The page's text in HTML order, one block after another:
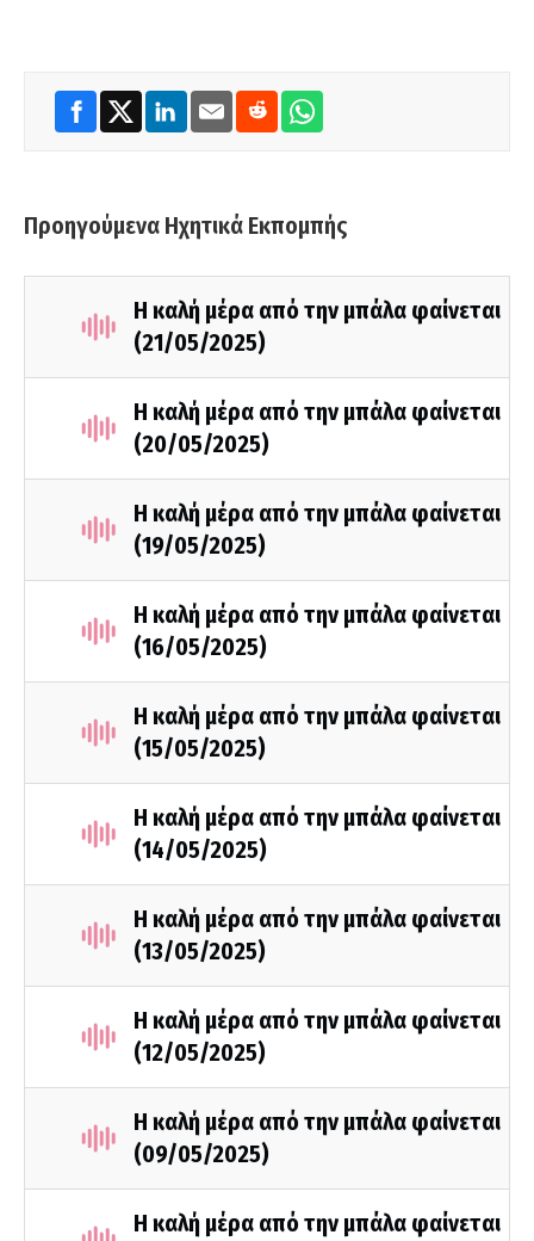
Προηγούμενα Ηχητικά Εκπομπής
Η καλή μέρα από την μπάλα φαίνεται
(21/05/2025)
Η καλή μέρα από την μπάλα φαίνεται
(20/05/2025)
Η καλή μέρα από την μπάλα φαίνεται
(19/05/2025)
Η καλή μέρα από την μπάλα φαίνεται
(16/05/2025)
Η καλή μέρα από την μπάλα φαίνεται
(15/05/2025)
Η καλή μέρα από την μπάλα φαίνεται
(14/05/2025)
Η καλή μέρα από την μπάλα φαίνεται
(13/05/2025)
Η καλή μέρα από την μπάλα φαίνεται
(12/05/2025)
Η καλή μέρα από την μπάλα φαίνεται
(09/05/2025)
Η καλή μέρα από την μπάλα φαίνεται